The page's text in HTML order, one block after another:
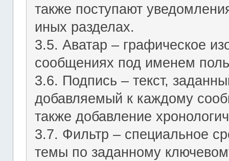
также поступают
иных разделах.
3.5. Аватар – графическое
сообщениях под именем
3.6. Подпись – текст,
добавляемый к каждому
также добавление
3.7. Фильтр – специальное
темы по заданному